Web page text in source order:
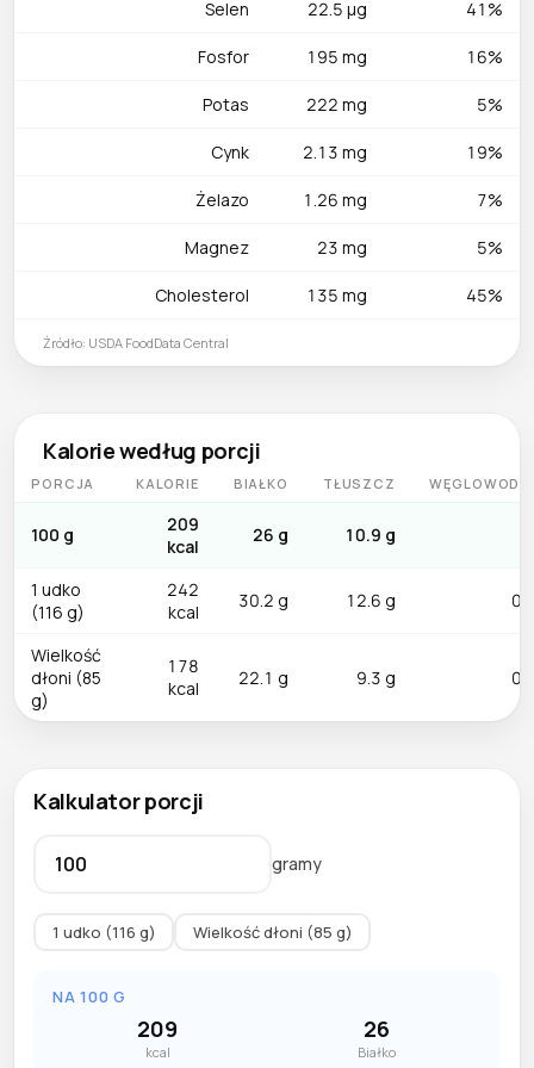
zaledwie 45 minut. Na szybki obiad uda bez kości smażone
na patelni są gotowe w 12–15 minut. Na grillu sprawdza się
technika dwóch stref: 30 minut na ciepłe pośrednim, potem
krótki przypiek nad żarem na chrupką skórkę. Do curry i
inny element kurczaka.
Selen 22.5 µg 41%
Fosfor 195 mg 16%
Potas 222 mg 5%
Cynk 2.13 mg 19%
Żelazo 1.26 mg 7%
Magnez 23 mg 5%
Cholesterol 135 mg 45%
Źródło: USDA FoodData Central
Kalorie według porcji
PORCJA KALORIE BIAŁKO TŁUSZCZ
100 g
209
kcal
26 g 10.9 g
1 udko
(116 g)
242
kcal
30.2 g 12.6 g
Wielkość
dłoni (85
g)
178
kcal
22.1 g 9.3 g
Kalkulator porcji
gramy
1 udko (116 g) Wielkość dłoni (85 g)
NA 100 G
209
kcal
26
Białko